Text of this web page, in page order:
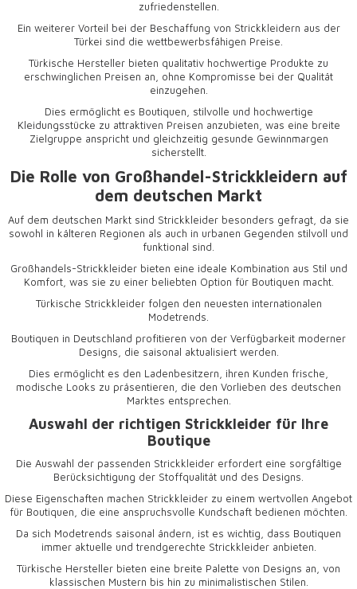
zufriedenstellen.
Ein weiterer Vorteil bei der Beschaffung von Strickkleidern aus der
Türkei sind die wettbewerbsfähigen Preise.
Türkische Hersteller bieten qualitativ hochwertige Produkte zu
erschwinglichen Preisen an, ohne Kompromisse bei der Qualität
einzugehen.
Dies ermöglicht es Boutiquen, stilvolle und hochwertige
Kleidungsstücke zu attraktiven Preisen anzubieten, was eine breite
Zielgruppe anspricht und gleichzeitig gesunde Gewinnmargen
sicherstellt.
Die Rolle von Großhandel-Strickkleidern auf
dem deutschen Markt
Auf dem deutschen Markt sind Strickkleider besonders gefragt, da sie
sowohl in kälteren Regionen als auch in urbanen Gegenden stilvoll und
funktional sind.
Großhandels-Strickkleiderbieten eine ideale Kombination aus Stil und
Komfort, was sie zu einer beliebten Option für Boutiquen macht.
Türkische Strickkleider folgen den neuesten internationalen
Modetrends.
Boutiquen in Deutschland profitieren von der Verfügbarkeit moderner
Designs, die saisonal aktualisiert werden.
Dies ermöglicht es den Ladenbesitzern, ihren Kunden frische,
modische Looks zu präsentieren, die den Vorlieben des deutschen
Marktes entsprechen.
Auswahl der richtigen Strickkleider für Ihre
Boutique
Die Auswahl der passenden Strickkleidererfordert eine sorgfältige
Berücksichtigung der Stoffqualität und des Designs.
Diese Eigenschaften machen Strickkleider zu einem wertvollen Angebot
für Boutiquen, die eine anspruchsvolle Kundschaft bedienen möchten.
Da sich Modetrends saisonal ändern, ist es wichtig, dass Boutiquen
immer aktuelle und trendgerechte Strickkleider anbieten.
Türkische Hersteller bieten eine breite Palette von Designs an, von
klassischen Mustern bis hin zu minimalistischen Stilen.